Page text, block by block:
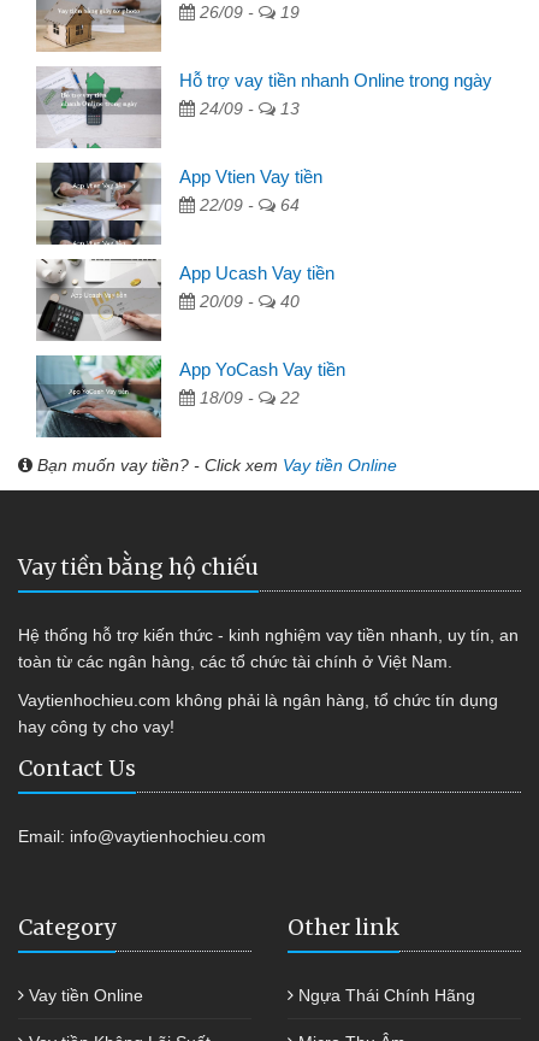
26/09 - 19
Hỗ trợ vay tiền nhanh Online trong ngày
24/09 - 13
App Vtien Vay tiền
22/09 - 64
App Ucash Vay tiền
20/09 - 40
App YoCash Vay tiền
18/09 - 22
Bạn muốn vay tiền? - Click xem Vay tiền Online
Vay tiền bằng hộ chiếu
Hệ thống hỗ trợ kiến thức - kinh nghiệm vay tiền nhanh, uy tín, an
toàn từ các ngân hàng, các tổ chức tài chính ở Việt Nam.
Vaytienhochieu.com không phải là ngân hàng, tổ chức tín dụng
hay công ty cho vay!
Contact Us
Email: info@vaytienhochieu.com
Category
Vay tiền Online
Other link
Ngựa Thái Chính Hãng